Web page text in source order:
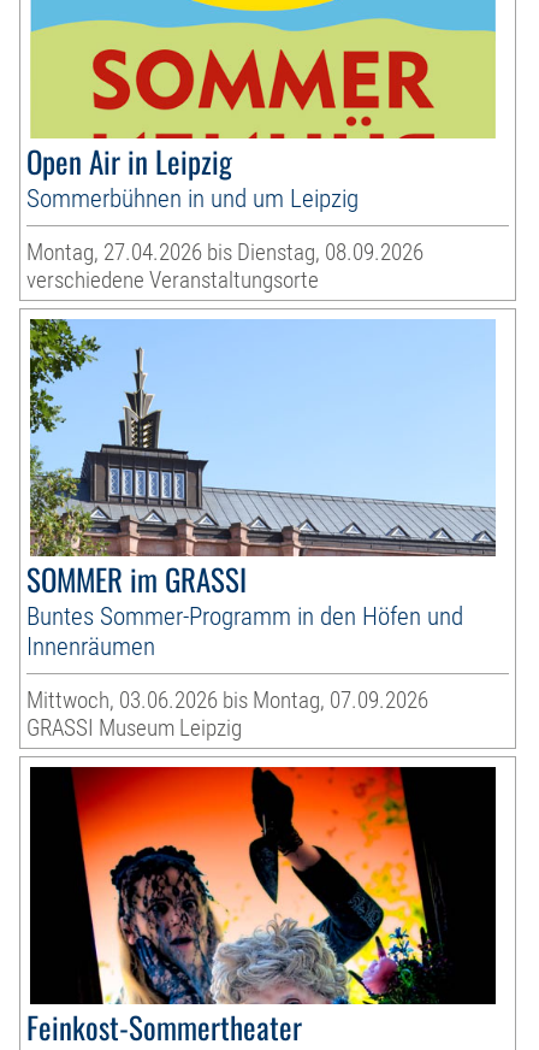
Open Air in Leipzig
Sommerbühnen in und um Leipzig
Montag, 27.04.2026 bis Dienstag, 08.09.2026
verschiedene Veranstaltungsorte
SOMMER im GRASSI
Buntes Sommer-Programm in den Höfen und
Innenräumen
Mittwoch, 03.06.2026 bis Montag, 07.09.2026
GRASSI Museum Leipzig
Feinkost-Sommertheater